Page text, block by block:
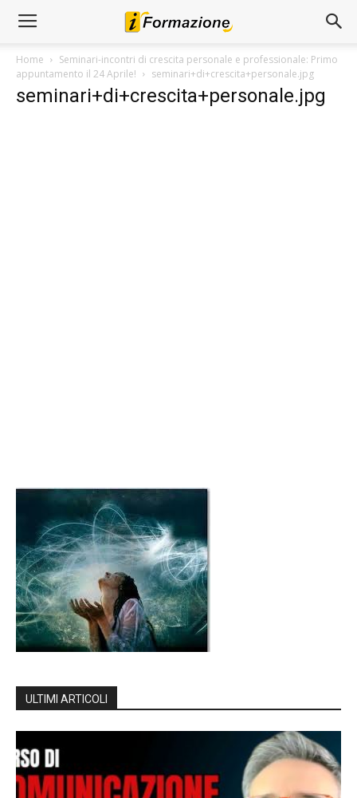
Home
Seminari-incontri di crescita personale e professionale: Primo
appuntamento il 24 Aprile!
seminari+di+crescita+personale.jpg
seminari+di+crescita+personale.jpg
ULTIMI ARTICOLI